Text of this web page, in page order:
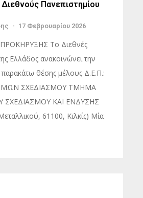
Πανεπιστημίου
- 17 Φεβρουαρίου 2026
Το Διεθνές
Ελλάδος ανακοινώνει την
θέσης μέλους Δ.Ε.Π.:
ΣΧΕΔΙΑΣΜΟΥ ΤΜΗΜΑ
ΣΧΕΔΙΑΣΜΟΥ ΚΑΙ ΕΝΔΥΣΗΣ
61100, Κιλκίς) Μία